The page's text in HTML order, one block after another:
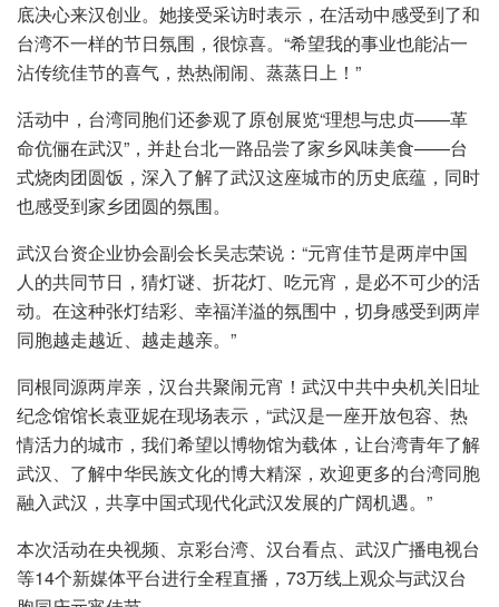
底决心来汉创业。她接受采访时表示，在活动中感受到了和
台湾不一样的节日氛围，很惊喜。“希望我的事业也能沾一
沾传统佳节的喜气，热热闹闹、蒸蒸日上！”
活动中，台湾同胞们还参观了原创展览“理想与忠贞——革
命伉俪在武汉”，并赴台北一路品尝了家乡风味美食——台
式烧肉团圆饭，深入了解了武汉这座城市的历史底蕴，同时
也感受到家乡团圆的氛围。
武汉台资企业协会副会长吴志荣说：“元宵佳节是两岸中国
人的共同节日，猜灯谜、折花灯、吃元宵，是必不可少的活
动。在这种张灯结彩、幸福洋溢的氛围中，切身感受到两岸
同胞越走越近、越走越亲。”
同根同源两岸亲，汉台共聚闹元宵！武汉中共中央机关旧址
纪念馆馆长袁亚妮在现场表示，“武汉是一座开放包容、热
情活力的城市，我们希望以博物馆为载体，让台湾青年了解
武汉、了解中华民族文化的博大精深，欢迎更多的台湾同胞
融入武汉，共享中国式现代化武汉发展的广阔机遇。”
本次活动在央视频、京彩台湾、汉台看点、武汉广播电视台
等14个新媒体平台进行全程直播，73万线上观众与武汉台